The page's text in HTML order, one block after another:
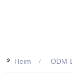
>> Heim ODM-